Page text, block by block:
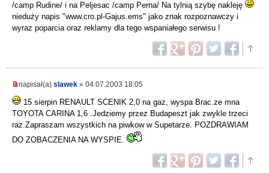
/camp Rudine/ i na Peljesac /camp Perna/ Na tylnią szybę nakleję
nieduży napis "www.cro.pl-Gajus.ems" jako znak rozpoznawczy i
wyraz poparcia oraz reklamy dla tego wspaniałego serwisu !
napisał(a) slawek » 04.07.2003 18:05
15 sierpin RENAULT SCENIK 2,0 na gaz, wyspa Brac.ze mna
TOYOTA CARINA 1,6 .Jedziemy przez Budapeszt jak zwykle trzeci
raz.Zapraszam wszystkich na piwkow w Supetarze. POZDRAWIAM
DO ZOBACZENIA NA WYSPIE.